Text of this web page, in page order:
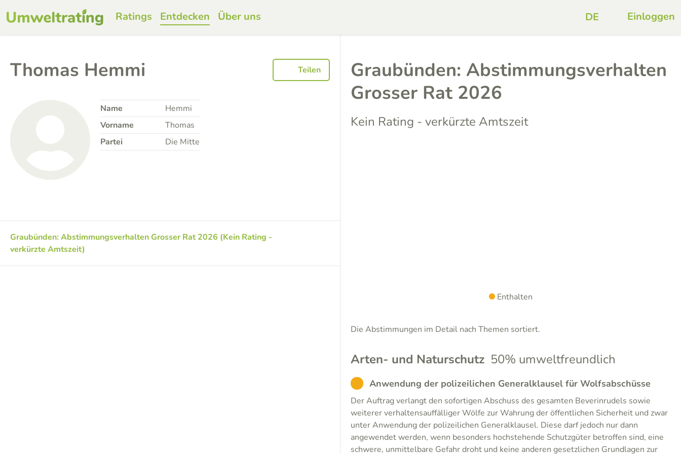
Ratings Entdecken Über uns Einloggen
Thomas Hemmi Teilen
Name
Hemmi
Vorname
Thomas
Partei
Die Mitte
Graubünden: Abstimmungsverhalten Grosser Rat 2026 (Kein Rating -
verkürzte Amtszeit)
Graubünden: Abstimmungsverhalten
Grosser Rat 2026
Kein Rating - verkürzte Amtszeit
Enthalten
Die Abstimmungen im Detail nach Themen sortiert.
Arten- und Naturschutz 50% umweltfreundlich
ABSTENTION
Anwendung der polizeilichen Generalklausel für Wolfsabschüsse
Der Auftrag verlangt den sofortigen Abschuss des gesamten Beverinrudels sowie
weiterer verhaltensauffälliger Wölfe zur Wahrung der öffentlichen Sicherheit und zwar
unter Anwendung der polizeilichen Generalklausel. Diese darf jedoch nur dann
angewendet werden, wenn besonders hochstehende Schutzgüter betroffen sind, eine
schwere, unmittelbare Gefahr droht und keine anderen gesetzlichen Grundlagen zur